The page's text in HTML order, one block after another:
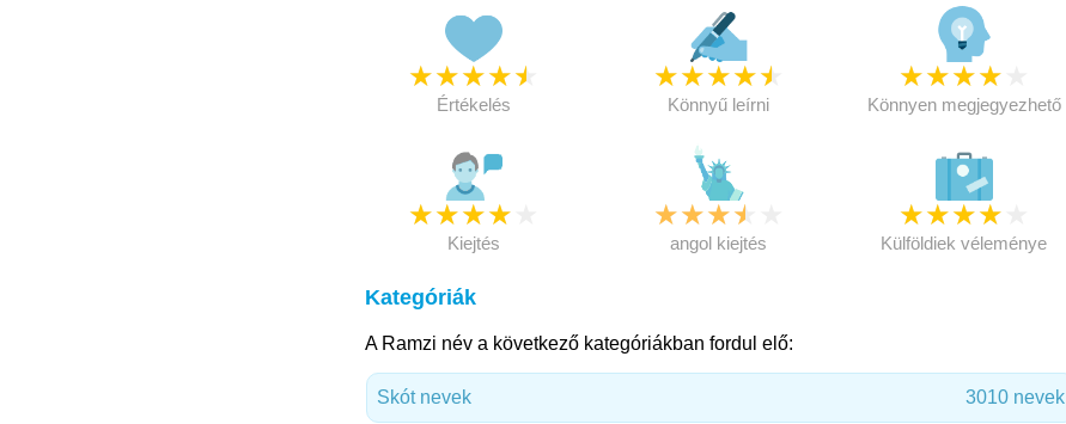
★★★★★
Értékelés
★★★★★
Könnyű leírni
★★★★
Könnyen megjegyezhető
★★★★
Kiejtés
★★★★
angol kiejtés
★★★★
Külföldiek véleménye
Kategóriák
A Ramzi név a következő kategóriákban fordul elő:
Skót nevek 3010 nevek